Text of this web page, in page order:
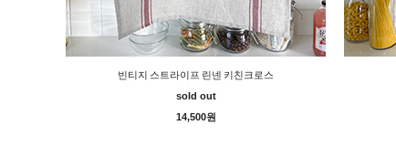
빈티지 스트라이프 린넨 키친크로스
sold out
14,500원